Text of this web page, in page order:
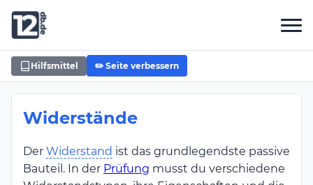
Hilfsmittel ✏️ Seite verbessern
Widerstände
Der Widerstand ist das grundlegendste passive
Bauteil. In der Prüfung musst du verschiedene